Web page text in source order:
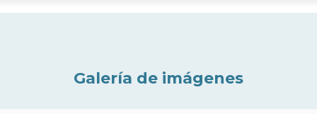
Galería de imágenes